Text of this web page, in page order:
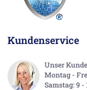
Kundenservice
Unser
Montag -
Samstag: 9 -